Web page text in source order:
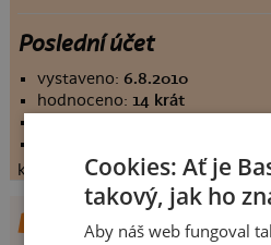
Poslední účet
vystaveno:6.8.2010
hodnoceno: 14 krát
konečné hodnocení:5.21429
DALŠÍ NÁVRHY OD
Cookies: Ať je
takový, jak ho
Aby náš web fungoval